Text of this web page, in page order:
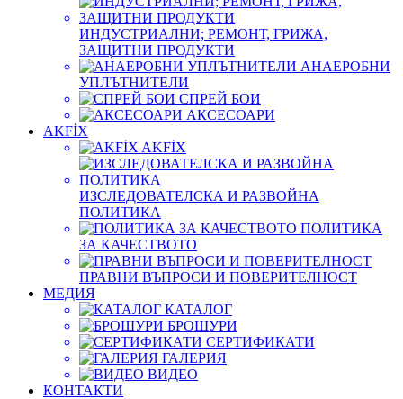
ИНДУСТРИАЛНИ; РЕМОНТ, ГРИЖА,
ЗАЩИТНИ ПРОДУКТИ
АНАЕРОБНИ
УПЛЪТНИТЕЛИ
СПРЕЙ БОИ
АКСЕСОАРИ
AKFİX
AKFİX
ИЗСЛЕДОВАТЕЛСКА И РАЗВОЙНА
ПОЛИТИКА
ПОЛИТИКА
ЗА КАЧЕСТВОТО
ПРАВНИ ВЪПРОСИ И ПОВЕРИТЕЛНОСТ
МЕДИЯ
КАТАЛОГ
БРОШУРИ
СЕРТИФИКАТИ
ГАЛЕРИЯ
ВИДЕО
КОНТАКТИ